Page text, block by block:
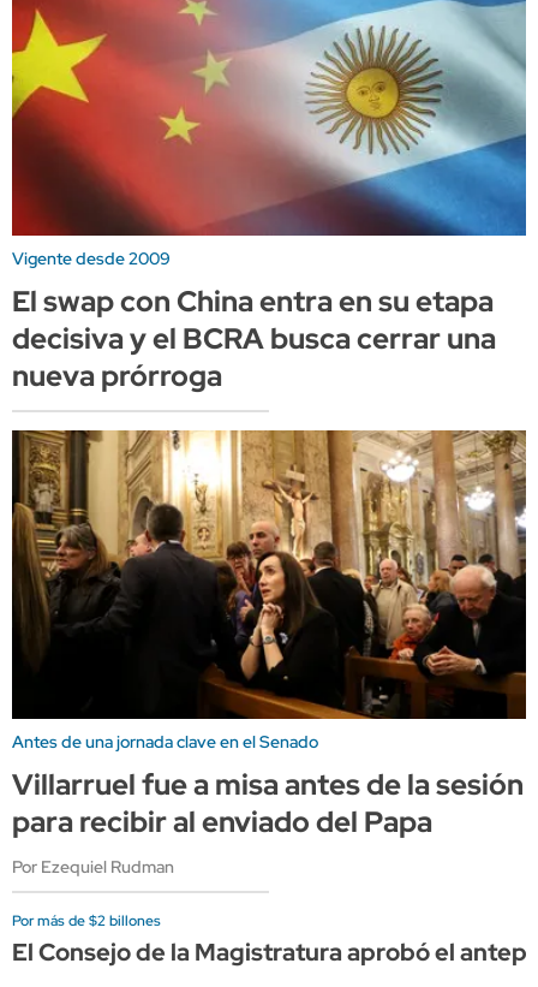
Vigente desde 2009
El swap con China entra en su etapa
decisiva y el BCRA busca cerrar una
nueva prórroga
Antes de una jornada clave en el Senado
Villarruel fue a misa antes de la sesión
para recibir al enviado del Papa
Por Ezequiel Rudman
Por más de $2 billones
El Consejo de la Magistratura aprobó el